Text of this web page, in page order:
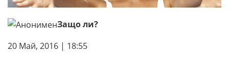
Защо ли?
20 Май, 2016 | 18:55